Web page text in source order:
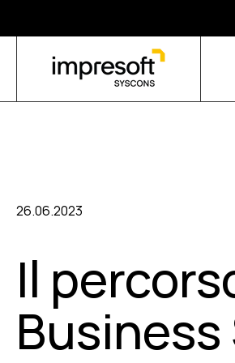
26.06.2023
Il
Business